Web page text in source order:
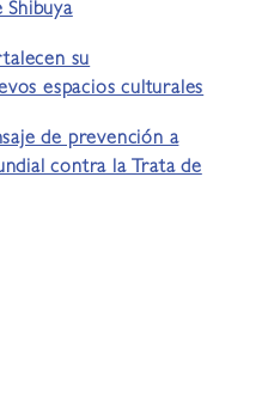
Shibuya
su
espacios culturales
de prevención a
contra la Trata de